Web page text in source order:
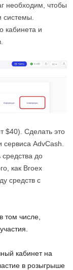
необходим, чтобы
системы.
кабинета и
$40). Сделать это
AdvCash.
средства до
как Broex
средств с
том числе,
кабинет на
в розыгрыше